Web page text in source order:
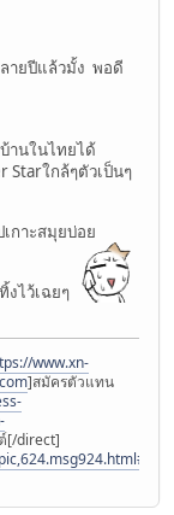
ายปีแล้วมั้ง พอดี
านในไทยได้
ใกล้ๆตัวเป็นๆ
กาะสมุยบ่อย
ไว้เฉยๆ
www.xn-
]สมัครตัวแทน
[/direct]